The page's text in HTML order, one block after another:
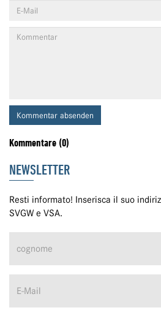
Kommentar absenden
Kommentare (0)
NEWSLETTER
Resti informato! Inserisca il suo
SVGW e VSA.